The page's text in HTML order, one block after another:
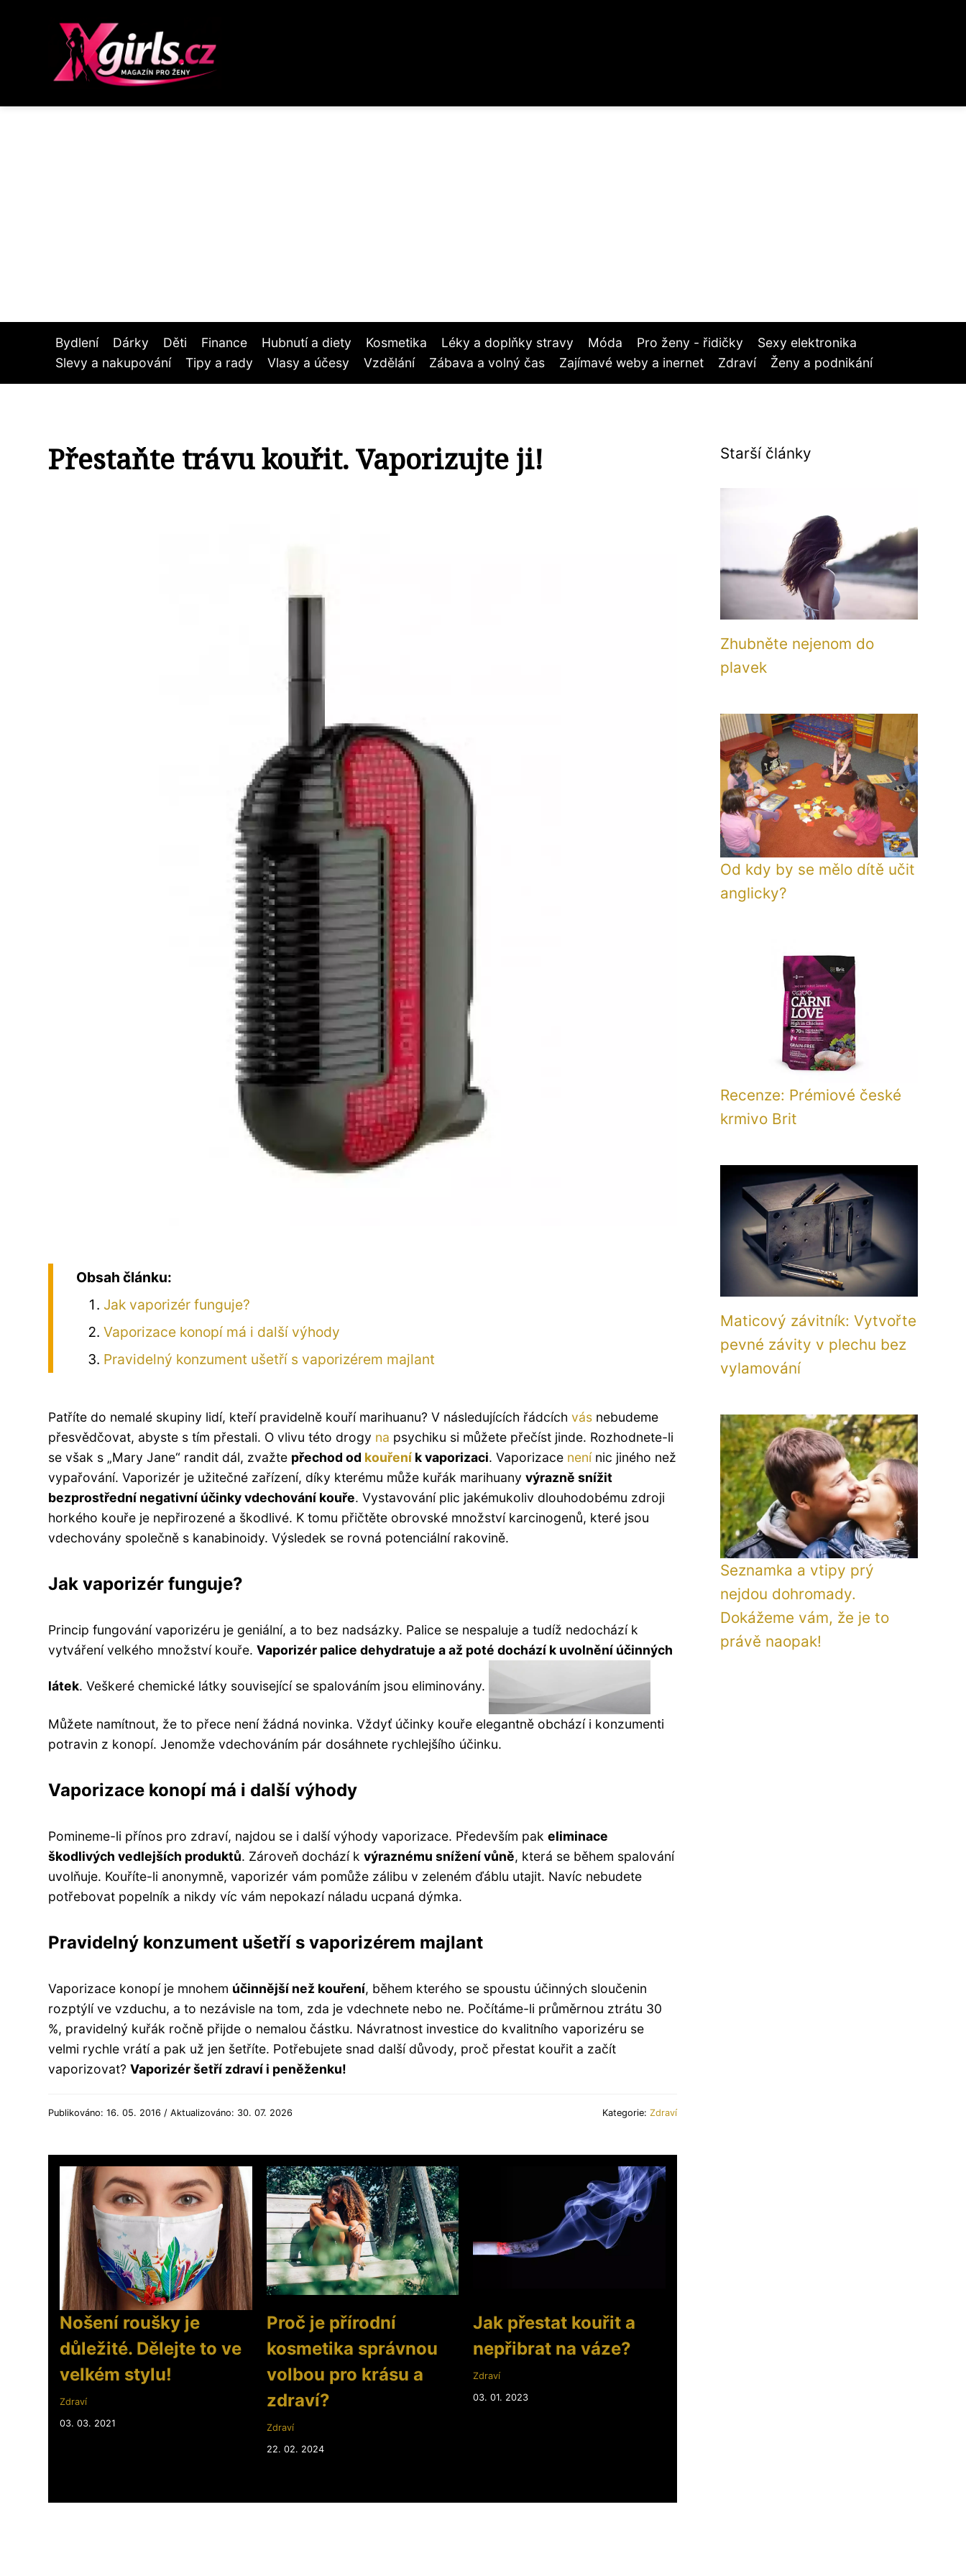
Bydlení Dárky Děti Finance Hubnutí a diety Kosmetika Léky a doplňky stravy Móda Pro ženy - řidičky
Sexy elektronika
Slevy a nakupování
Tipy a rady Vlasy a účesy Vzdělání Zábava a volný čas Zajímavé weby a inernet Zdraví Ženy a podnikání
Přestaňte trávu kouřit. Vaporizujte ji!
Obsah článku:
Jak vaporizér funguje?
Vaporizace konopí má i další výhody
Pravidelný konzument ušetří s vaporizérem majlant
Patříte do nemalé skupiny lidí, kteří pravidelně kouří marihuanu? V následujících řádcích vás nebudeme
přesvědčovat, abyste s tím přestali. O vlivu této drogy na psychiku si můžete přečíst jinde. Rozhodnete-li
se však s „Mary Jane“ randit dál, zvažte přechod od kouření k vaporizaci. Vaporizace nenínic jiného než
vypařování. Vaporizér je užitečné zařízení, díky kterému může kuřák marihuany výrazně snížit
bezprostřední negativní účinky vdechování kouře. Vystavování plic jakémukoliv dlouhodobému zdroji
horkého kouře je nepřirozené a škodlivé. K tomu přičtěte obrovské množství karcinogenů, které jsou
vdechovány společně s kanabinoidy. Výsledek se rovná potenciální rakovině.
Jak vaporizér funguje?
Princip fungování vaporizéru je geniální, a to bez nadsázky. Palice se nespaluje a tudíž nedochází k
vytváření velkého množství kouře. Vaporizér palice dehydratuje a až poté dochází k uvolnění účinných
látek. Veškeré chemické látky související se spalováním jsou eliminovány.
Můžete namítnout, že to přece není žádná novinka. Vždyť účinky kouře elegantně obchází i konzumenti
potravin z konopí. Jenomže vdechováním pár dosáhnete rychlejšího účinku.
Vaporizace konopí má i další výhody
Pomineme-li přínos pro zdraví, najdou se i další výhody vaporizace. Především pak eliminace
škodlivých vedlejších produktů. Zároveň dochází k výraznému snížení vůně, která se během spalování
uvolňuje. Kouříte-li anonymně, vaporizér vám pomůže zálibu v zeleném ďáblu utajit. Navíc nebudete
potřebovat popelník a nikdy víc vám nepokazí náladu ucpaná dýmka.
Pravidelný konzument ušetří s vaporizérem majlant
Vaporizace konopí je mnohem účinnější než kouření, během kterého se spoustu účinných sloučenin
rozptýlí ve vzduchu, a to nezávisle na tom, zda je vdechnete nebo ne. Počítáme-li průměrnou ztrátu 30
%, pravidelný kuřák ročně přijde o nemalou částku. Návratnost investice do kvalitního vaporizéru se
velmi rychle vrátí a pak už jen šetříte. Potřebujete snad další důvody, proč přestat kouřit a začít
vaporizovat? Vaporizér šetří zdraví i peněženku!
Publikováno: 16. 05. 2016 / Aktualizováno: 30. 07. 2026 Kategorie: Zdraví
Nošení roušky je
důležité. Dělejte to ve
velkém stylu!
Zdraví
03. 03. 2021
Proč je přírodní
kosmetika správnou
volbou pro krásu a
zdraví?
Zdraví
22. 02. 2024
Jak přestat kouřit a
nepřibrat na váze?
Zdraví
03. 01. 2023
Starší články
Zhubněte nejenom do
plavek
Od kdy by se mělo dítě učit
anglicky?
Recenze: Prémiové české
krmivo Brit
Maticový závitník: Vytvořte
pevné závity v plechu bez
vylamování
Seznamka a vtipy prý
nejdou dohromady.
Dokážeme vám, že je to
právě naopak!